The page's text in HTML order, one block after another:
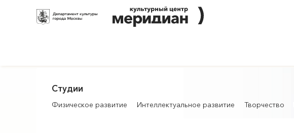
Студии
Физическое развитие Интеллектуальное развитие Творчество